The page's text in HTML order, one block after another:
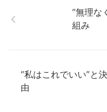
“無理な
組み
“私はこれでいい”と
由